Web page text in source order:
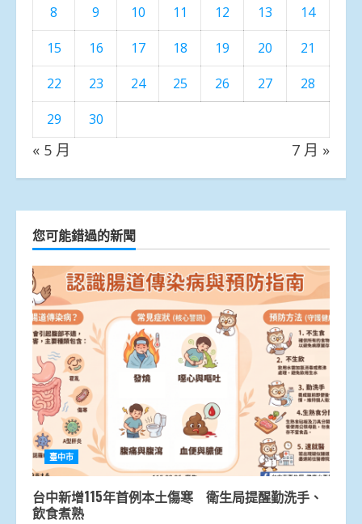
8 9 10 11 12 13
14
15
16 17 18 19 20
21
22
23 24 25 26 27
28
29
30
« 5 月 7 月 »
您可能錯過的新聞
臺中市
台中新增115年首例本土傷寒 衛生局提醒勤洗手、
飲食煮熟